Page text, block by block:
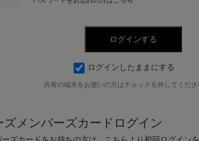
ログインしたままにする
共有の端末をお使いの方はチェックを外してくださ
メンバーズカードログイン